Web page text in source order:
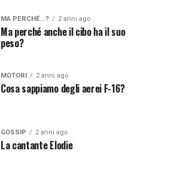
MA PERCHÉ...? 2 anni ago
Ma perché anche il cibo ha il suo
peso?
MOTORI 2 anni ago
Cosa sappiamo degli aerei F-16?
GOSSIP 2 anni ago
La cantante Elodie